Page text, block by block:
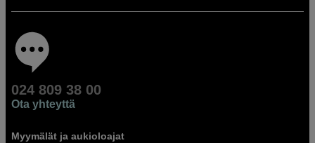
024 809 38 00
Ota yhteyttä
Myymälät ja aukioloajat